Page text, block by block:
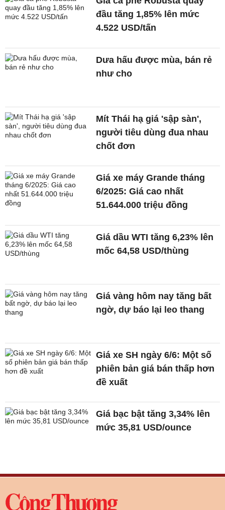
đầu tăng 1,85% lên mức
4.522 USD/tấn
Dưa hấu được mùa, bán rẻ
như cho
Mít Thái hạ giá 'sập sàn',
người tiêu dùng đua nhau
chốt đơn
Giá xe máy Grande tháng
6/2025: Giá cao nhất
51.644.000 triệu đồng
Giá dầu WTI tăng 6,23% lên
mốc 64,58 USD/thùng
Giá vàng hôm nay tăng bất
ngờ, dự báo lại leo thang
Giá xe SH ngày 6/6: Một số
phiên bản giá bán thấp hơn
đề xuất
Giá bạc bật tăng 3,34% lên
mức 35,81 USD/ounce